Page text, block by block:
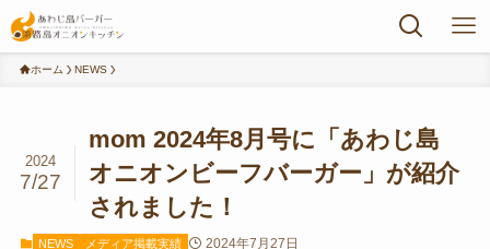
ホーム NEWS
mom 2024年8月号に「あわじ島
オニオンビーフバーガー」が紹介
されました！
2024
7/27
NEWS メディア掲載実績 2024年7月27日